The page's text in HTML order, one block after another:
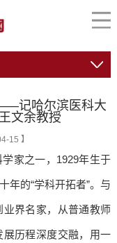
记哈尔滨医科大
文余教授
15 】
家之一，1929年生于
年的“学科开拓者”。与
界名家，从普通教师
历程深度交融，用一